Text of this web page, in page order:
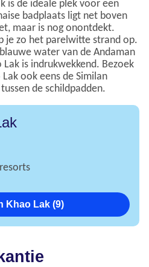
is de ideale plek voor een
badplaats ligt net boven
maar is nog onontdekt.
je zo het parelwitte strand op.
water van de Andaman
Lak is indrukwekkend. Bezoek
ook eens de Similan
de schildpadden.
Khao Lak (9)